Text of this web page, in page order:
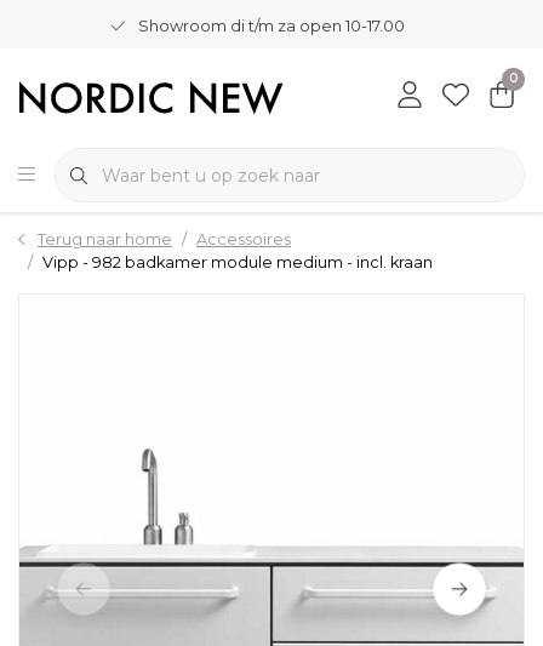
Showroom di t/m za open 10-17.00
0
Terug naar home
Accessoires
Vipp - 982 badkamer module medium - incl. kraan